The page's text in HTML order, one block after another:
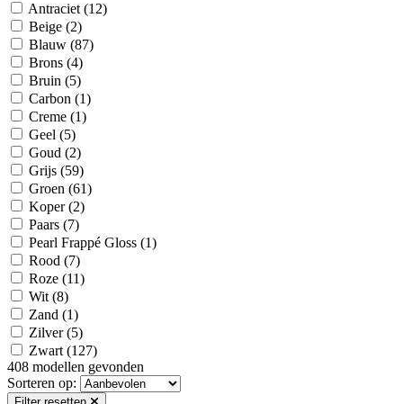
Antraciet (12)
Beige (2)
Blauw (87)
Brons (4)
Bruin (5)
Carbon (1)
Creme (1)
Geel (5)
Goud (2)
Grijs (59)
Groen (61)
Koper(2)
Paars (7)
Pearl Frappé Gloss (1)
Rood (7)
Roze (11)
Wit (8)
Zand (1)
Zilver(5)
Zwart (127)
408 modellen gevonden
Sorteren op: